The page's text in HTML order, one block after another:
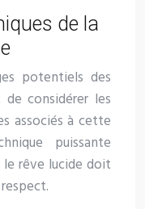
de la
potentiels des
considérer les
associés à cette
puissante
le rêve lucide doit